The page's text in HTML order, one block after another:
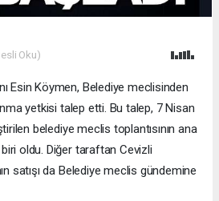
Oku)
Esin Köymen, Belediye meclisinden
yetkisi talep etti. Bu talep, 7 Nisan
belediye meclis toplantısının ana
oldu. Diğer taraftan Cevizli
satışı da Belediye meclis gündemine